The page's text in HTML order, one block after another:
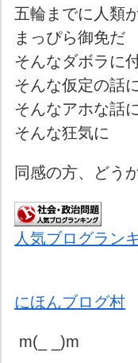
五輪までに人類
まっぴら御免だ
そんなダボラに
そんな仮定の話
そんなアホな話
そんな狂気に
同感の方、どう
人気ブログラン
にほんブログ村
m(_ _)m